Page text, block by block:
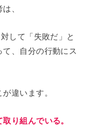
、
して「失敗だ」と
、自分の行動にス
違います。
り組んでいる。